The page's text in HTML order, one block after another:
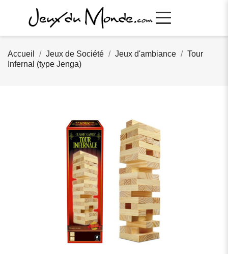
Accueil Jeux de Société Jeux d'ambiance
Tour
Infernal (type Jenga)